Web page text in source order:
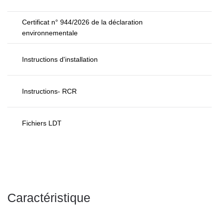
Certificat n° 944/2026 de la déclaration
environnementale
Instructions d'installation
Instructions- RCR
Fichiers LDT
Caractéristique